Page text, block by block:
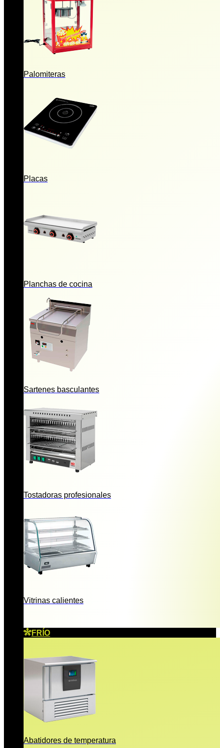
Palomiteras
Placas
Planchas de cocina
Sartenes basculantes
Tostadoras profesionales
Vitrinas calientes
FRÍO
Abatidores de temperatura